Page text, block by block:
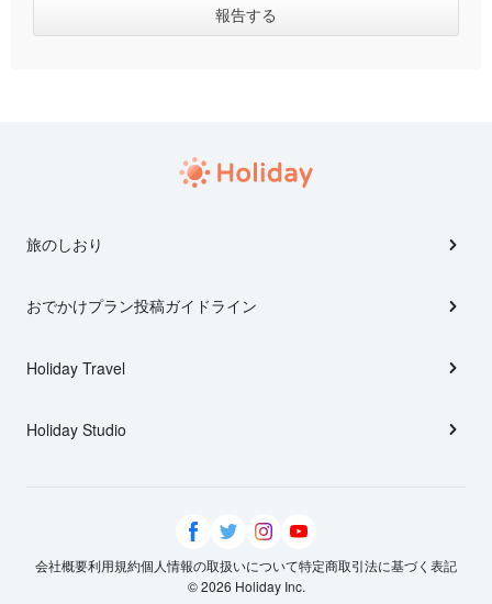
旅のしおり
おでかけプラン投稿ガイドライン
Holiday Travel
Holiday Studio
会社概要利用規約個人情報の取扱いについて特定商取引法に基づく表記
© 2026 Holiday Inc.